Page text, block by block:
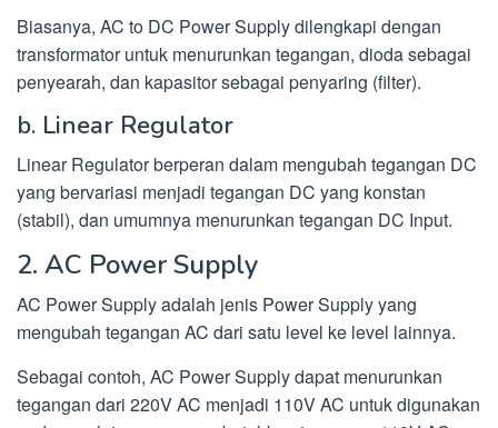
Biasanya, AC to DC Power Supply dilengkapi dengan
transformator untuk menurunkan tegangan, dioda sebagai
penyearah, dan kapasitor sebagai penyaring (filter).
b. Linear Regulator
Linear Regulator berperan dalam mengubah tegangan DC
yang bervariasi menjadi tegangan DC yang konstan
(stabil), dan umumnya menurunkan tegangan DC Input.
2. AC Power Supply
AC Power Supply adalah jenis Power Supply yang
mengubah tegangan AC dari satu level ke level lainnya.
Sebagai contoh, AC Power Supply dapat menurunkan
tegangan dari 220V AC menjadi 110V AC untuk digunakan